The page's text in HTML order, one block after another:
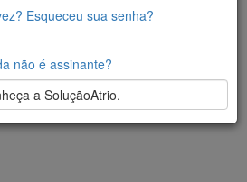
Esqueceu sua senha?
não é assinante?
a SoluçãoAtrio.